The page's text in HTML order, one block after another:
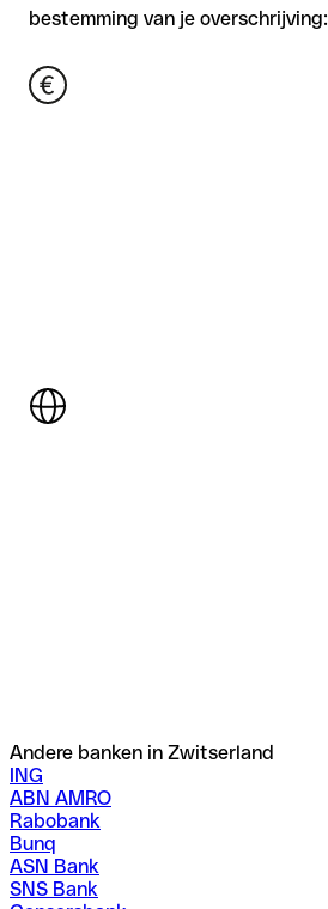
bestemming van je overschrijving:
Andere banken in Zwitserland
ING
ABN AMRO
Rabobank
Bunq
ASN Bank
SNS Bank